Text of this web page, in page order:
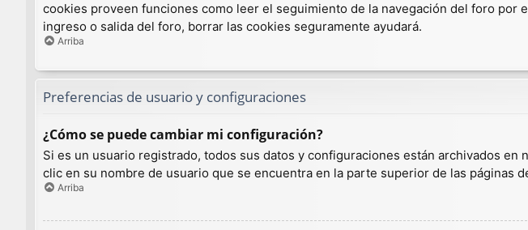
cookies proveen funciones como leer el seguimiento de la navegación del foro
ingreso o salida del foro, borrar las cookies seguramente ayudará.
Arriba
Preferencias de usuario y configuraciones
¿Cómo se puede cambiar mi configuración?
Si es un usuario registrado, todos sus datos y configuraciones están archivados
clic en su nombre de usuario que se encuentra en la parte superior de las páginas
Arriba